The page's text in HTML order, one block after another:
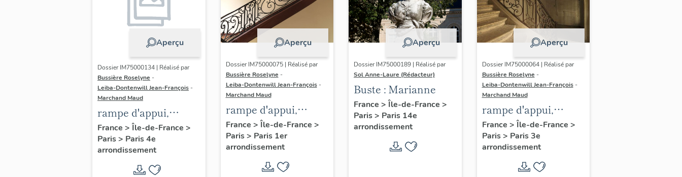
Aperçu
Dossier IM75000134 | Réalisé par
Bussière Roselyne -
Leiba-Dontenwill Jean-François -
Marchand Maud
rampe d'appui,
escalier de la maison
à porte cochère dite
hôtel Charpentier
(non étudié)
France > Île-de-France >
Paris> Paris 4e
arrondissement
Aperçu
Dossier IM75000075 | Réalisé par
Bussière Roselyne -
Leiba-Dontenwill Jean-François -
Marchand Maud
rampe d'appui,
escalier de la maison
à porte cochère (non
étudié)
France > Île-de-France >
Paris> Paris 1er
arrondissement
Aperçu
Dossier IM75000189 | Réalisé par
Sol Anne-Laure (Rédacteur)
Buste : Marianne
France > Île-de-France >
Paris> Paris 14e
arrondissement
Aperçu
Dossier IM75000064 | Réalisé par
Bussière Roselyne -
Leiba-Dontenwill Jean-François -
Marchand Maud
rampe d'appui,
escalier de la maison
à porte cochère dite
hôtel Le Lièvre de
La Grange
France > Île-de-France >
Paris> Paris 3e
arrondissement